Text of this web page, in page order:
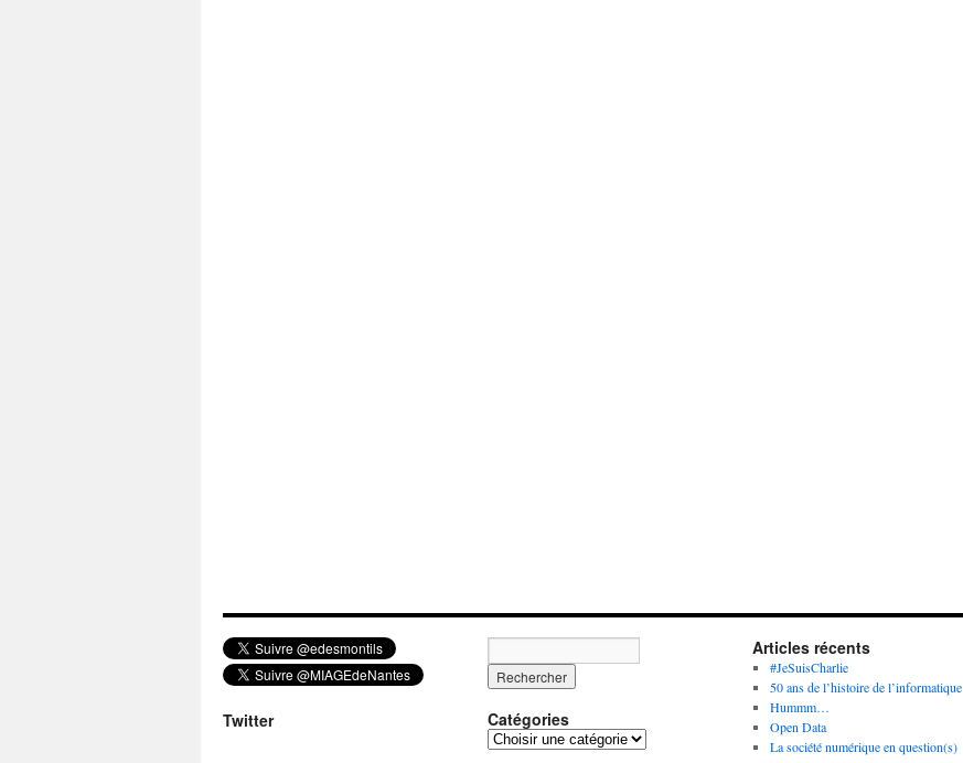
Twitter Catégories
C
Articles récents
#JeSuisCharlie
50 ans de l’histoire de l’informatique
Hummm…
Open Data
La société numérique en question(s)